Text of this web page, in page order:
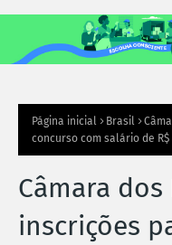
Página inicial Brasil
concurso com salário de R$
Câmara
inscrições